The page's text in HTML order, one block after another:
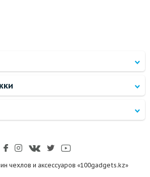
чехлов и аксессуаров «100gadgets.kz»